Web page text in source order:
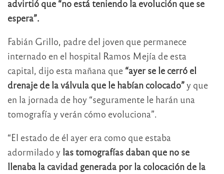
advirtió que “no está teniendo la evolución que se
espera”.
Fabián Grillo, padre del joven que permanece
internado en el hospital Ramos Mejía de esta
capital, dijo esta mañana que “ayer se le cerró el
drenaje de la válvula que le habían colocado”y que
en la jornada de hoy “seguramente le harán una
tomografía y verán cómo evoluciona”.
“El estado de él ayer era como que estaba
adormilado y las tomografías daban que no se
llenaba la cavidad generada por la colocación de la